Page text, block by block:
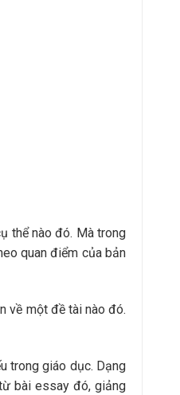
thể nào đó. Mà trong
quan điểm của bản
về một đề tài nào đó.
trong giáo dục. Dạng
bài essay đó, giảng